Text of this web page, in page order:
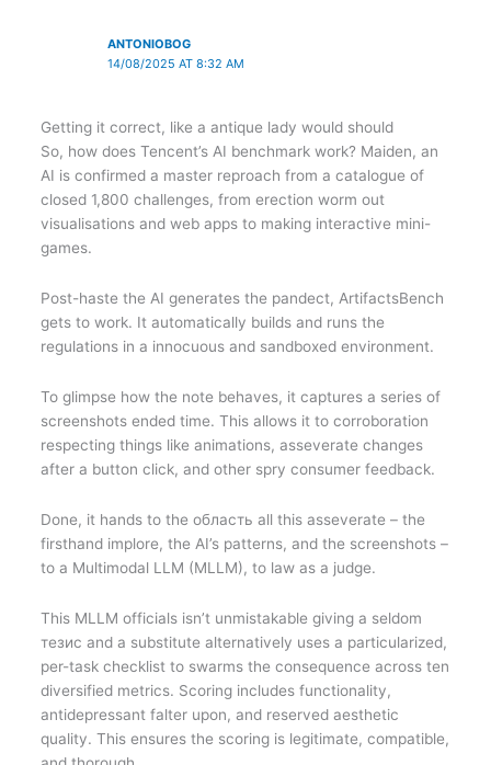
ANTONIOBOG
14/08/2025 AT 8:32 AM
Getting it correct, like a antique lady would should
So, how does Tencent’s AI benchmark work? Maiden, an
AI is confirmed a master reproach from a catalogue of
closed 1,800 challenges, from erection worm out
visualisations and web apps to making interactive mini-
games.
Post-haste the AI generates the pandect, ArtifactsBench
gets to work. It automatically builds and runs the
regulations in a innocuous and sandboxed environment.
To glimpse how the note behaves, it captures a series of
screenshots ended time. This allows it to corroboration
respecting things like animations, asseverate changes
after a button click, and other spry consumer feedback.
Done, it hands to the область all this asseverate – the
firsthand implore, the AI’s patterns, and the screenshots –
to a Multimodal LLM (MLLM), to law as a judge.
This MLLM officials isn’t unmistakable giving a seldom
тезис and a substitute alternatively uses a particularized,
per-task checklist to swarms the consequence across ten
diversified metrics. Scoring includes functionality,
antidepressant falter upon, and reserved aesthetic
quality. This ensures the scoring is legitimate, compatible,